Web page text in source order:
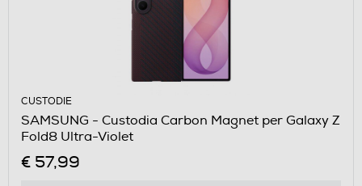
CUSTODIE
SAMSUNG - Custodia Carbon Magnet per Galaxy Z
Fold8 Ultra-Violet
€ 57,99